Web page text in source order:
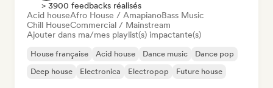
> 3900 feedbacks réalisés
Acid houseAfro House / AmapianoBass Music
Chill HouseCommercial / Mainstream
Ajouter dans ma/mes playlist(s) impactante(s)
House française Acid house Dance music
Dance pop
Deep house
Electronica Electropop Future house